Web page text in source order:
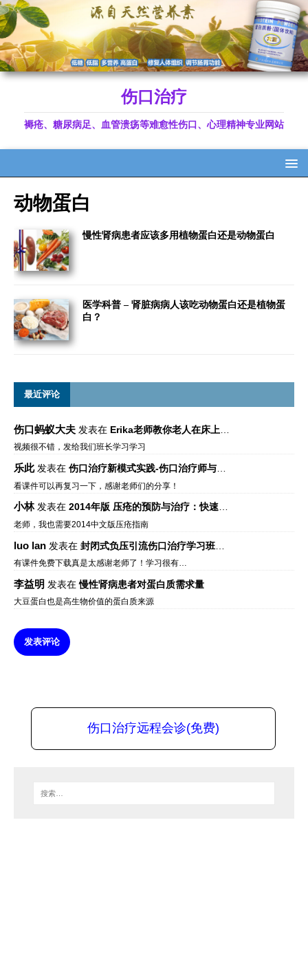
伤口治疗
褥疮、糖尿病足、血管溃疡等难愈性伤口、心理精神专业网站
动物蛋白
慢性肾病患者应该多用植物蛋白还是动物蛋白
医学科普 – 肾脏病病人该吃动物蛋白还是植物蛋
白？
最近评论
伤口蚂蚁大夫 发表在 Erika老师教你老人在床上如何左右翻身
视频很不错，发给我们班长学习学习
乐此发表在 伤口治疗新模式实践-伤口治疗师与伤口专科
看课件可以再复习一下，感谢老师们的分享！
小林发表在 2014年版 压疮的预防与治疗：快速参考指南 – 中文版、英文版、芬兰语版、葡萄牙语版
老师，我也需要2014中文版压疮指南
luo lan 发表在 封闭式负压引流伤口治疗学习班课件资料免费下载
有课件免费下载真是太感谢老师了！学习很有…
李益明 发表在慢性肾病患者对蛋白质需求量
大豆蛋白也是高生物价值的蛋白质来源
发表评论
伤口治疗远程会诊(免费)